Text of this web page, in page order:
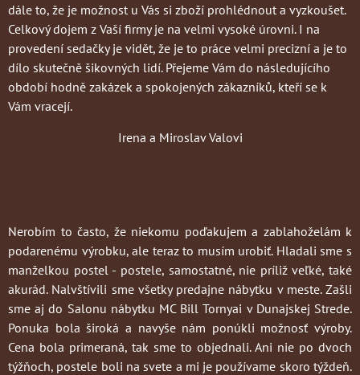
dále to, že je možnost u Vás si zboží prohlédnout a vyzkoušet.
Celkový dojem z Vaší firmy je na velmi vysoké úrovni. I na
provedení sedačky je vidět, že je to práce velmi precizní a je to
dílo skutečně šikovných lidí. Přejeme Vám do následujícího
období hodně zakázek a spokojených zákazníků, kteří se k
Vám vracejí.
Irena a Miroslav Valovi
Nerobím to často, že niekomu poďakujem a zablahoželám k
podarenému výrobku, ale teraz to musím urobiť. Hladali sme s
manželkou postel - postele, samostatné, nie príliž veľké, také
akurád. Nalvštívili sme všetky predajne nábytku v meste. Zašli
sme aj do Salonu nábytku MC Bill Tornyai v Dunajskej Strede.
Ponuka bola široká a navyše nám ponúkli možnosť výroby.
Cena bola primeraná, tak sme to objednali. Ani nie po dvoch
týžňoch, postele boli na svete a mi je používame skoro týždeň.